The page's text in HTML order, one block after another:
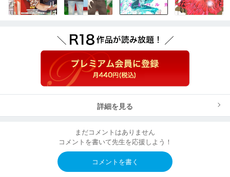
詳細を見る
まだコメントはありません
コメントを書いて先生を応援しよう！
コメントを書く